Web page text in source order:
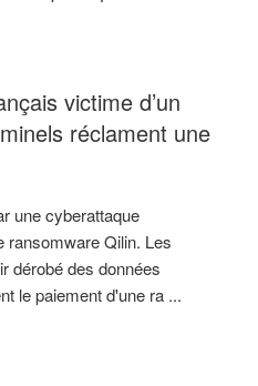
victime d’un
réclament une
une cyberattaque
ransomware Qilin. Les
dérobé des données
le paiement d'une ra ...